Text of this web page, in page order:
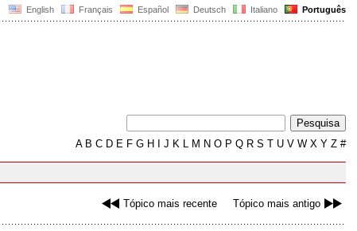
English Français Español Deutsch Italiano Português
AB C D E F G H J K L M N O P Q R S T U V W X Y Z #
Tópico mais recente Tópico mais antigo